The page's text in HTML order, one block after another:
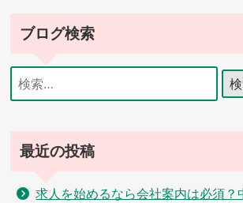
ブログ検索
検
索:
最近の投稿
求人を始めるなら会社案内は必須？